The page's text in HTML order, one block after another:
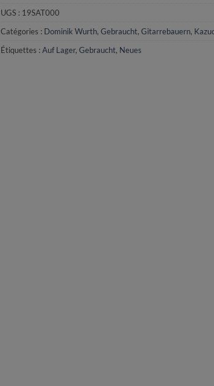
UGS : 19SAT000
Catégories : Dominik Wurth, Gebraucht, Gitarrebauern,
Étiquettes :Auf Lager, Gebraucht, Neues